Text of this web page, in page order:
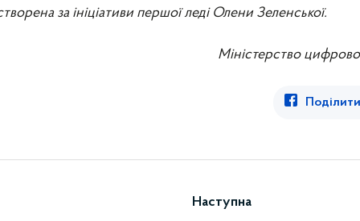
за ініціативи першої леді Олени Зеленської.
Міністерство
Наступна